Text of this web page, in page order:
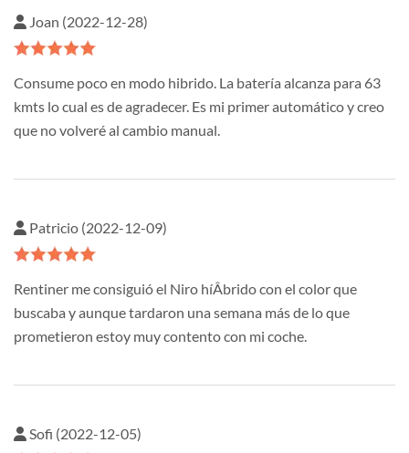
Joan (2022-12-28)
Consume poco en modo hibrido. La batería alcanza para 63
kmts lo cual es de agradecer. Es mi primer automático y creo
que no volveré al cambio manual.
Patricio (2022-12-09)
Rentiner me consiguió el Niro híÂ­brido con el color que
buscaba y aunque tardaron una semana más de lo que
prometieron estoy muy contento con mi coche.
Sofi (2022-12-05)